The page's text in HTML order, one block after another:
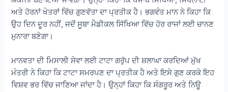
ਅਤੇ ਹੋਰਨਾਂ ਖੇਤਰਾਂ ਵਿੱਚ ਗੁਣਵੱਤਾ ਦਾ ਪ੍ਰਤੀਕ ਹੈ। ਭਗਵੰਤ ਮਾਨ ਨੇ ਕਿਹਾ ਕਿ
ਉਹ ਦਿਨ ਦੂਰ ਨਹੀਂ, ਜਦੋਂ ਸੂਬਾ ਮੈਡੀਕਲ ਸਿੱਖਿਆ ਵਿੱਚ ਹੋਰ ਰਾਜਾਂ ਲਈ ਚਾਨਣ
ਮੁਨਾਰਾ ਬਣੇਗਾ।
ਮਾਨਵਤਾ ਦੀ ਮਿਸਾਲੀ ਸੇਵਾ ਲਈ ਟਾਟਾ ਗਰੁੱਪ ਦੀ ਸ਼ਲਾਘਾ ਕਰਦਿਆਂ ਮੁੱਖ
ਮੰਤਰੀ ਨੇ ਕਿਹਾ ਕਿ ਟਾਟਾ ਸਮਰਪਣ ਦਾ ਪ੍ਰਤੀਕ ਹੈ ਅਤੇ ਇਸੇ ਗੁਣ ਕਰਕੇ ਇਹ
ਵਿਸ਼ਵ ਭਰ ਵਿੱਚ ਜਾਣਿਆ ਜਾਂਦਾ ਹੈ। ਉਨ੍ਹਾਂ ਕਿਹਾ ਕਿ ਸੰਗਰੂਰ ਅਤੇ ਨਿਊ